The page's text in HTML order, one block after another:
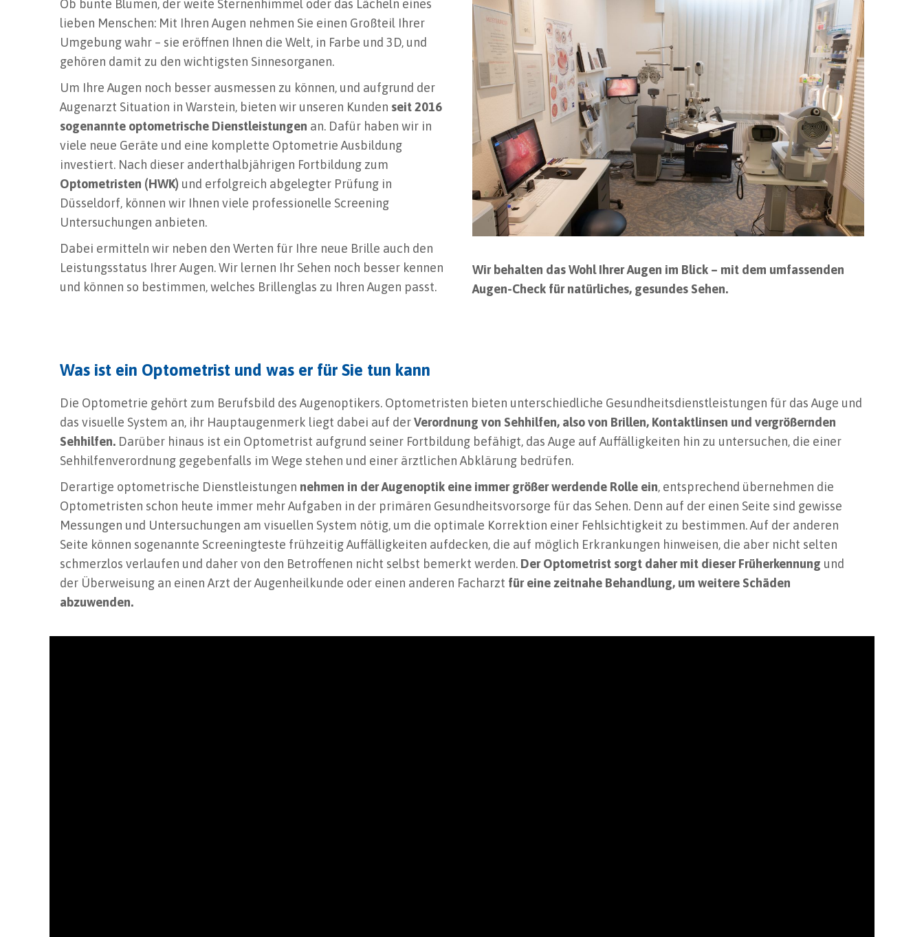
Ob bunte Blumen, der weite Sternenhimmel oder das Lächeln eines
lieben Menschen: Mit Ihren Augen nehmen Sie einen Großteil Ihrer
Umgebung wahr – sie eröffnen Ihnen die Welt, in Farbe und 3D, und
gehören damit zu den wichtigsten Sinnesorganen.
Um Ihre Augen noch besser ausmessen zu können, und aufgrund der
Augenarzt Situation in Warstein, bieten wir unseren Kunden seit 2016
sogenannte optometrische Dienstleistungen an. Dafür haben wir in
viele neue Geräte und eine komplette Optometrie Ausbildung
investiert. Nach dieser anderthalbjährigen Fortbildung zum
Optometristen (HWK) und erfolgreich abgelegter Prüfung in
Düsseldorf, können wir Ihnen viele professionelle Screening
Untersuchungen anbieten.
Dabei ermitteln wir neben den Werten für Ihre neue Brille auch den
Leistungsstatus Ihrer Augen. Wir lernen Ihr Sehen noch besser kennen
und können so bestimmen, welches Brillenglas zu Ihren Augen passt.
Wir behalten das Wohl Ihrer Augen im Blick – mit dem umfassenden
Augen-Check für natürliches, gesundes Sehen.
Was ist ein Optometrist und was er für Sie tun kann
Die Optometrie gehört zum Berufsbild des Augenoptikers. Optometristen bieten unterschiedliche Gesundheitsdienstleistungen für das Auge und
das visuelle System an, ihr Hauptaugenmerk liegt dabei auf derVerordnung von Sehhilfen, also von Brillen, Kontaktlinsen und vergrößernden
Sehhilfen. Darüber hinaus ist ein Optometrist aufgrund seiner Fortbildung befähigt, das Auge auf Auffälligkeiten hin zu untersuchen, die einer
Sehhilfenverordnung gegebenfalls im Wege stehen und einer ärztlichen Abklärung bedrüfen.
Derartige optometrische Dienstleistungen nehmen in der Augenoptik eine immer größer werdende Rolle ein, entsprechend übernehmen die
Optometristen schon heute immer mehr Aufgaben in der primären Gesundheitsvorsorge für das Sehen. Denn auf der einen Seite sind gewisse
Messungen und Untersuchungen am visuellen System nötig, um die optimale Korrektion einer Fehlsichtigkeit zu bestimmen. Auf der anderen
Seite können sogenannte Screeningteste frühzeitig Auffälligkeiten aufdecken, die auf möglich Erkrankungen hinweisen, die aber nicht selten
schmerzlos verlaufen und daher von den Betroffenen nicht selbst bemerkt werden. Der Optometrist sorgt daher mit dieser Früherkennung und
der Überweisung an einen Arzt der Augenheilkunde oder einen anderen Facharzt für eine zeitnahe Behandlung, um weitere Schäden
abzuwenden.